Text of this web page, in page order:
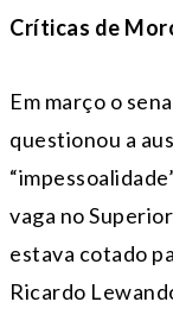
Críticas de
Em março o
questionou a
vaga no
estava cotado
Ricardo